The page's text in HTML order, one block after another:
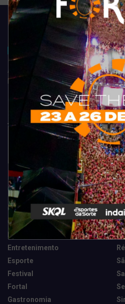
Acompanhe todas as novidades do
Fortaleza. Dicas, promoções,
Categorias
Camarote Vip Junino
Cidade
Destaques
Entretenimento
Esporte
Festival
Fortal
Gastronomia